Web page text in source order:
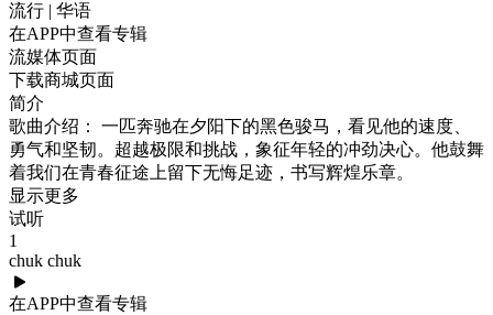
流行 | 华语
在APP中查看专辑
流媒体页面
下载商城页面
简介
歌曲介绍： 一匹奔驰在夕阳下的黑色骏马，看见他的速度、
勇气和坚韧。超越极限和挑战，象征年轻的冲劲决心。他鼓舞
着我们在青春征途上留下无悔足迹，书写辉煌乐章。
显示更多
试听
1
chuk chuk
在APP中查看专辑